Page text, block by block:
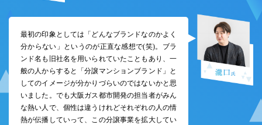
最初の印象としては「どんなブランドなのかよく
分からない」というのが正直な感想で(笑)。ブラ
ンド名も旧社名を用いられていたこともあり、一
般の人からすると「分譲マンションブランド」と
してのイメージが分かりづらいのではないかと思
いました。でも大阪ガス都市開発の担当者がみん
な熱い人で、個性は違うけれどそれぞれの人の情
熱が伝播していって、この分譲事業を拡大してい